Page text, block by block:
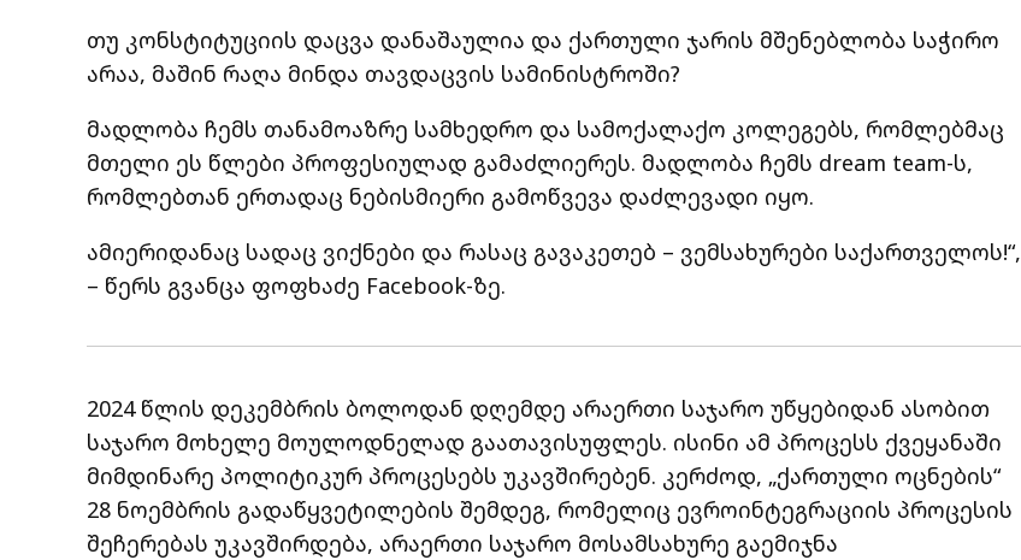
თუ კონსტიტუციის დაცვა დანაშაულია და ქართული ჯარის მშენებლობა საჭირო
არაა, მაშინ რაღა მინდა თავდაცვის სამინისტროში?
მადლობა ჩემს თანამოაზრე სამხედრო და სამოქალაქო კოლეგებს, რომლებმაც
მთელი ეს წლები პროფესიულად გამაძლიერეს. მადლობა ჩემს dream team-ს,
რომლებთან ერთადაც ნებისმიერი გამოწვევა დაძლევადი იყო.
ამიერიდანაც სადაც ვიქნები და რასაც გავაკეთებ – ვემსახურები საქართველოს!“,
– წერს გვანცა ფოფხაძე Facebook-ზე.
2024 წლის დეკემბრის ბოლოდან დღემდე არაერთი საჯარო უწყებიდან ასობით
საჯარო მოხელე მოულოდნელად გაათავისუფლეს. ისინი ამ პროცესს ქვეყანაში
მიმდინარე პოლიტიკურ პროცესებს უკავშირებენ. კერძოდ, „ქართული ოცნების“
28 ნოემბრის გადაწყვეტილების შემდეგ, რომელიც ევროინტეგრაციის პროცესის
შეჩერებას უკავშირდება, არაერთი საჯარო მოსამსახურე გაემიჯნა